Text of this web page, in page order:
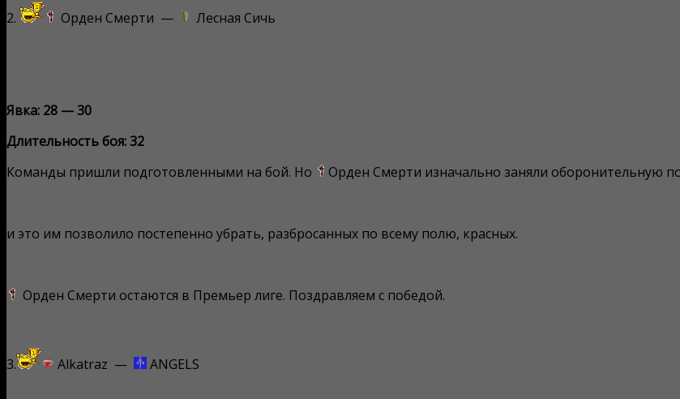
2. Орден Смерти — Лесная Сичь
Явка: 28 — 30
Длительность боя: 32
Команды пришли подготовленными на бой. Но
Орден Смерти изначально заняли оборонительную
и это им позволило постепенно убрать, разбросанных по всему полю, красных.
Орден Смерти остаются в Премьер лиге. Поздравляем с победой.
3. Alkatraz — ANGELS